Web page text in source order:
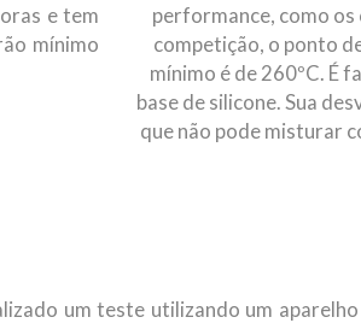
e tem
mínimo
performance, como os
competição, o ponto
mínimo é de 260ºC. É
base de silicone. Sua
que não pode misturar
um teste utilizando um